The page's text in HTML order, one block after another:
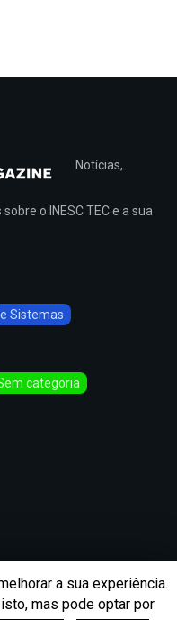
Notícias,
o INESC TEC e a sua
Sistemas
categoria
a sua experiência.
mas pode optar por